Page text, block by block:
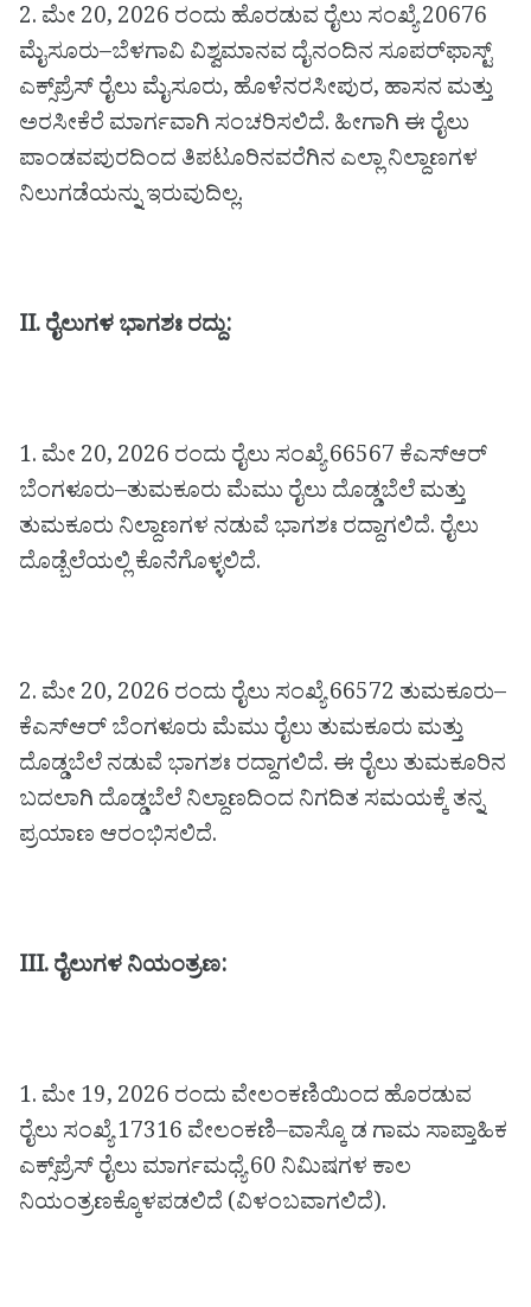
2. ಮೇ 20, 2026 ರಂದು ಹೊರಡುವ ರೈಲು ಸಂಖ್ಯೆ 20676
ಮೈಸೂರು–ಬೆಳಗಾವಿ ವಿಶ್ವಮಾನವ ದೈನಂದಿನ ಸೂಪರ್‌ಫಾಸ್ಟ್
ಎಕ್ಸ್‌ಪ್ರೆಸ್ ರೈಲು ಮೈಸೂರು, ಹೊಳೆನರಸೀಪುರ, ಹಾಸನ ಮತ್ತು
ಅರಸೀಕೆರೆ ಮಾರ್ಗವಾಗಿ ಸಂಚರಿಸಲಿದೆ. ಹೀಗಾಗಿ ಈ ರೈಲು
ಪಾಂಡವಪುರದಿಂದ ತಿಪಟೂರಿನವರೆಗಿನ ಎಲ್ಲಾ ನಿಲ್ದಾಣಗಳ
ನಿಲುಗಡೆಯನ್ನು ಇರುವುದಿಲ್ಲ.
II. ರೈಲುಗಳ ಭಾಗಶಃ ರದ್ದು:
1. ಮೇ 20, 2026 ರಂದು ರೈಲು ಸಂಖ್ಯೆ 66567 ಕೆಎಸ್ಆರ್
ಬೆಂಗಳೂರು–ತುಮಕೂರು ಮೆಮು ರೈಲು ದೊಡ್ಡಬೆಲೆ ಮತ್ತು
ತುಮಕೂರು ನಿಲ್ದಾಣಗಳ ನಡುವೆ ಭಾಗಶಃ ರದ್ದಾಗಲಿದೆ. ರೈಲು
ದೊಡ್ಬೆಲೆಯಲ್ಲಿ ಕೊನೆಗೊಳ್ಳಲಿದೆ.
2. ಮೇ 20, 2026 ರಂದು ರೈಲು ಸಂಖ್ಯೆ 66572 ತುಮಕೂರು–
ಕೆಎಸ್ಆರ್ ಬೆಂಗಳೂರು ಮೆಮು ರೈಲು ತುಮಕೂರು ಮತ್ತು
ದೊಡ್ಡಬೆಲೆ ನಡುವೆ ಭಾಗಶಃ ರದ್ದಾಗಲಿದೆ. ಈ ರೈಲು ತುಮಕೂರಿನ
ಬದಲಾಗಿ ದೊಡ್ಡಬೆಲೆ ನಿಲ್ದಾಣದಿಂದ ನಿಗದಿತ ಸಮಯಕ್ಕೆ ತನ್ನ
ಪ್ರಯಾಣ ಆರಂಭಿಸಲಿದೆ.
III. ರೈಲುಗಳ ನಿಯಂತ್ರಣ:
1. ಮೇ 19, 2026 ರಂದು ವೇಲಂಕಣಿಯಿಂದ ಹೊರಡುವ
ರೈಲು ಸಂಖ್ಯೆ 17316 ವೇಲಂಕಣಿ–ವಾಸ್ಕೊ ಡ ಗಾಮ ಸಾಪ್ತಾಹಿಕ
ಎಕ್ಸ್‌ಪ್ರೆಸ್ ರೈಲು ಮಾರ್ಗಮಧ್ಯೆ 60 ನಿಮಿಷಗಳ ಕಾಲ
ನಿಯಂತ್ರಣಕ್ಕೊಳಪಡಲಿದೆ (ವಿಳಂಬವಾಗಲಿದೆ).